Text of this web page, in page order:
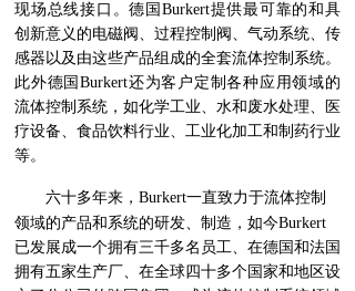
现场总线接口。德国Burkert提供最可靠的和具
创新意义的电磁阀、过程控制阀、气动系统、传
感器以及由这些产品组成的全套流体控制系统。
此外德国Burkert还为客户定制各种应用领域的
流体控制系统，如化学工业、水和废水处理、医
疗设备、食品饮料行业、工业化加工和制药行业
等。
六十多年来，Burkert一直致力于流体控制
领域的产品和系统的研发、制造，如今Burkert
已发展成一个拥有三千多名员工、在德国和法国
拥有五家生产厂、在全球四十多个国家和地区设